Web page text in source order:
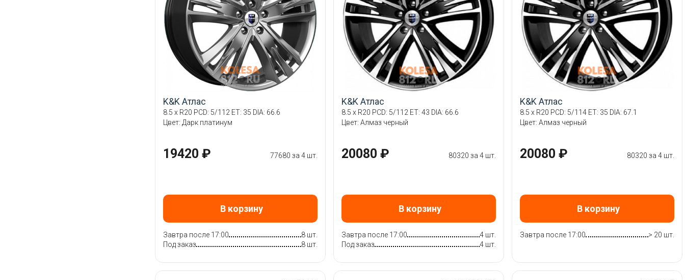
K&K Атлас
8.5 x R20 PCD: 5/112 ET: 35 DIA: 66.6
Цвет: Дарк платинум
19420 ₽ 77680 за 4 шт.
В корзину
Завтра после 17:00
8 шт.
Под заказ
8 шт.
K&K Атлас
8.5 x R20 PCD: 5/112 ET: 43 DIA: 66.6
Цвет: Алмаз черный
20080 ₽ 80320 за 4 шт.
В корзину
Завтра после 17:00
4 шт.
Под заказ
4 шт.
K&K Атлас
8.5 x R20 PCD: 5/114 ET: 35 DIA: 67.1
Цвет: Алмаз черный
20080 ₽ 80320 за 4 шт.
В корзину
Завтра после 17:00 > 20 шт.